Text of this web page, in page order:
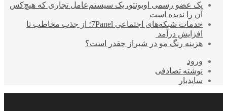
یک عضو رسمی اوبونتو، یک سیستم‌عامل تجاری که هیچ‌کس
آن را ندیده است
خدمات شبکه‌های اجتماعی 7Panel؛ از جذب مخاطب تا
افزایش درآمد
هزینه رنگ مو در شیراز چقدر است؟
ورود
نوشته تصادفی
سایدبار